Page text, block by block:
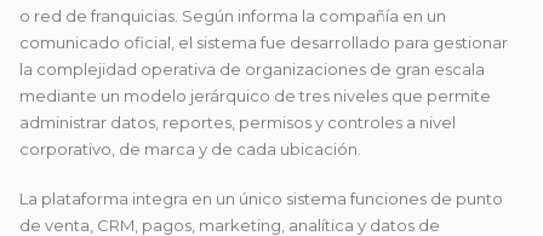
o red de franquicias. Según informa la compañía en un
comunicado oficial, el sistema fue desarrollado para gestionar
la complejidad operativa de organizaciones de gran escala
mediante un modelo jerárquico de tres niveles que permite
administrar datos, reportes, permisos y controles a nivel
corporativo, de marca y de cada ubicación.
La plataforma integra en un único sistema funciones de punto
de venta, CRM, pagos, marketing, analítica y datos de